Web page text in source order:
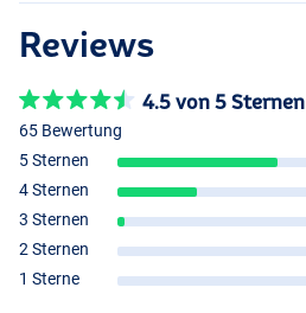
Reviews
4.5 von 5 Sternen
65 Bewertung
5 Sternen
4 Sternen
3 Sternen
2 Sternen
1 Sterne